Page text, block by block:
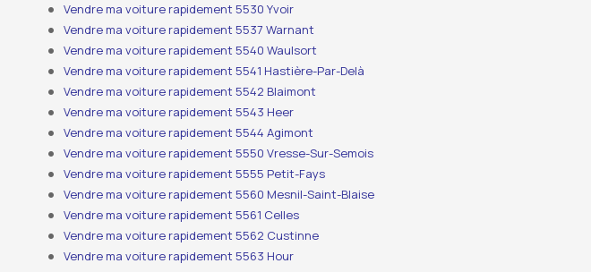
Vendre ma voiture rapidement 5530 Yvoir
Vendre ma voiture rapidement 5537 Warnant
Vendre ma voiture rapidement 5540 Waulsort
Vendre ma voiture rapidement 5541 Hastière-Par-Delà
Vendre ma voiture rapidement 5542 Blaimont
Vendre ma voiture rapidement 5543 Heer
Vendre ma voiture rapidement 5544 Agimont
Vendre ma voiture rapidement 5550 Vresse-Sur-Semois
Vendre ma voiture rapidement 5555 Petit-Fays
Vendre ma voiture rapidement 5560 Mesnil-Saint-Blaise
Vendre ma voiture rapidement 5561 Celles
Vendre ma voiture rapidement 5562 Custinne
Vendre ma voiture rapidement 5563 Hour